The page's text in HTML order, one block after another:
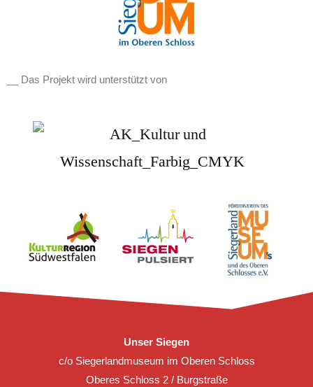
__ Das Projekt wird unterstützt von
Unser Siegen
c/o Siegerlandmuseum im Oberen Schloss
Oberes Schloss 2 / Burgstraße